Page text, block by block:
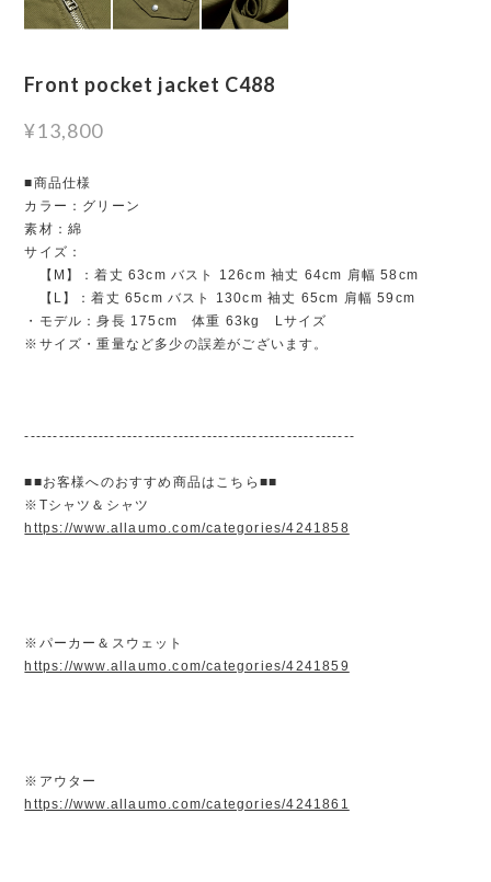
Front pocket jacket C488
¥13,800
■商品仕様
カラー：グリーン
素材：綿
サイズ：
【M】：着丈 63cm バスト 126cm 袖丈 64cm 肩幅 58cm
【L】：着丈 65cm バスト 130cm 袖丈 65cm 肩幅 59cm
・モデル：身長 175cm 体重 63kg Lサイズ
※サイズ・重量など多少の誤差がございます。
----------------------------------------------------------
■■お客様へのおすすめ商品はこちら■■
※Tシャツ＆シャツ
https://www.allaumo.com/categories/4241858
※パーカー＆スウェット
https://www.allaumo.com/categories/4241859
※アウター
https://www.allaumo.com/categories/4241861